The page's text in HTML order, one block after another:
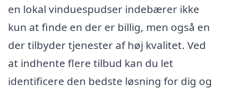
en lokal vinduespudser indebærer ikke
kun at finde en der er billig, men også en
der tilbyder tjenester af høj kvalitet. Ved
at indhente flere tilbud kan du let
identificere den bedste løsning for dig og